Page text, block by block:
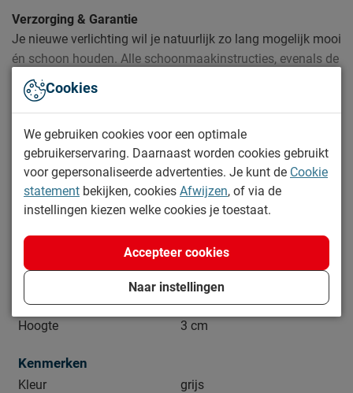
Verzorging & Garantie
Je nieuwe verlichting wil je natuurlijk zo lang mogelijk mooi
én schoon houden. Alle schoonmaakinstructies, evenals de
garantie op de verlichting, kun je terug vinden bij het kopje
‘Goed om te weten’.
Lees meer
Specificaties
Productinformatie
Artikelnummer 1076271
Breedte
Lengte
1 cm
Hoogte
3 cm
Kenmerken
Kleur grijs
Cookies
We gebruiken cookies voor een optimale
gebruikerservaring. Daarnaast worden cookies gebruikt
voor gepersonaliseerde advertenties. Je kunt de Cookie
statement bekijken, cookies Afwijzen, of via de
instellingen kiezen welke cookies je toestaat.
Naar instellingen
Accepteer cookies